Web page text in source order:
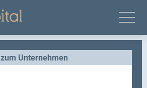
zum Unternehmen